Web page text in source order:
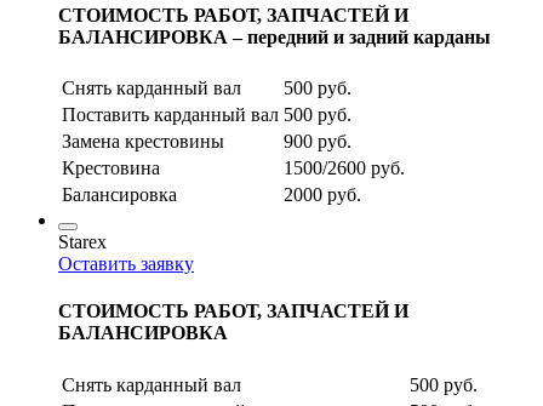
СТОИМОСТЬ РАБОТ, ЗАПЧАСТЕЙ И
БАЛАНСИРОВКА – передний и задний карданы
Снять карданный вал
500 руб.
Поставить карданный вал 500 руб.
Замена крестовины
900 руб.
Крестовина
1500/2600 руб.
Балансировка
2000 руб.
Starex
Оставить заявку
СТОИМОСТЬ РАБОТ, ЗАПЧАСТЕЙ И
БАЛАНСИРОВКА
Снять карданный вал
500 руб.